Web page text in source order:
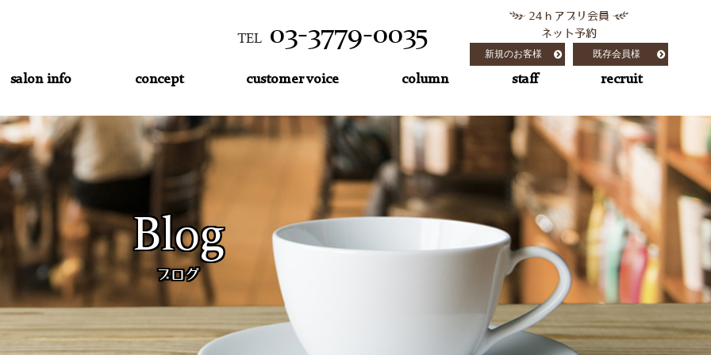
TEL 03-3779-0035
24ｈアプリ会員
ネット予約
新規のお客様 既存会員様
salon info concept customer voice column staff recruit
Blog
ブログ